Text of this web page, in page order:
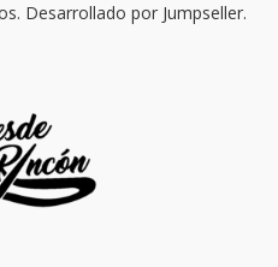
Desarrollado por Jumpseller.